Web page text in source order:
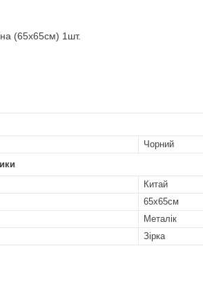
(65х65см) 1шт.
Чорний
Китай
65х65см
Металік
Зірка